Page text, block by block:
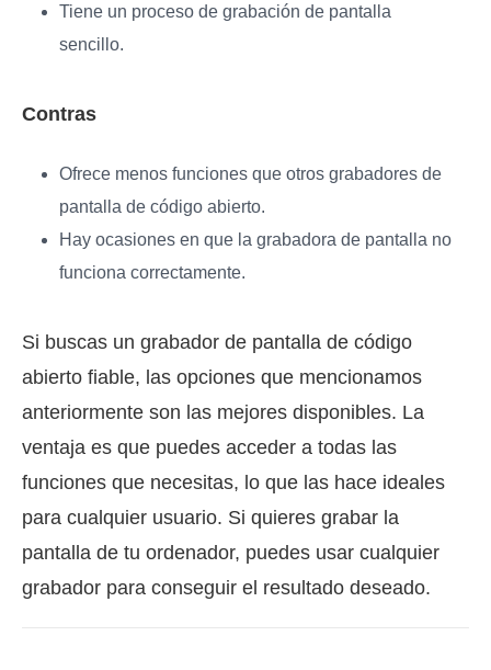
Tiene un proceso de grabación de pantalla
sencillo.
Contras
Ofrece menos funciones que otros grabadores de
pantalla de código abierto.
Hay ocasiones en que la grabadora de pantalla no
funciona correctamente.
Si buscas un grabador de pantalla de código
abierto fiable, las opciones que mencionamos
anteriormente son las mejores disponibles. La
ventaja es que puedes acceder a todas las
funciones que necesitas, lo que las hace ideales
para cualquier usuario. Si quieres grabar la
pantalla de tu ordenador, puedes usar cualquier
grabador para conseguir el resultado deseado.